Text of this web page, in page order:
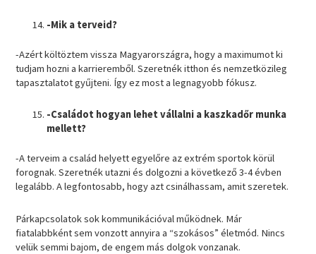
-Mik a terveid?
-Azért költöztem vissza Magyarországra, hogy a maximumot ki
tudjam hozni a karrieremből. Szeretnék itthon és nemzetközileg
tapasztalatot gyűjteni. Így ez most a legnagyobb fókusz.
-Családot hogyan lehet vállalni a kaszkadőr munka
mellett?
-A terveim a család helyett egyelőre az extrém sportok körül
forognak. Szeretnék utazni és dolgozni a következő 3-4 évben
legalább. A legfontosabb, hogy azt csinálhassam, amit szeretek.
Párkapcsolatok sok kommunikációval működnek. Már
fiatalabbként sem vonzott annyira a “szokásos” életmód. Nincs
velük semmi bajom, de engem más dolgok vonzanak.